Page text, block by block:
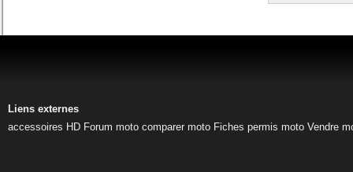
Liens externes
accessoires HD Forum moto comparer moto Fiches permis moto Vendre